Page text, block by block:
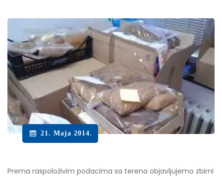
21. Maja 2014.
Prema raspoloživim podacima sa terena objavljujemo zbirni